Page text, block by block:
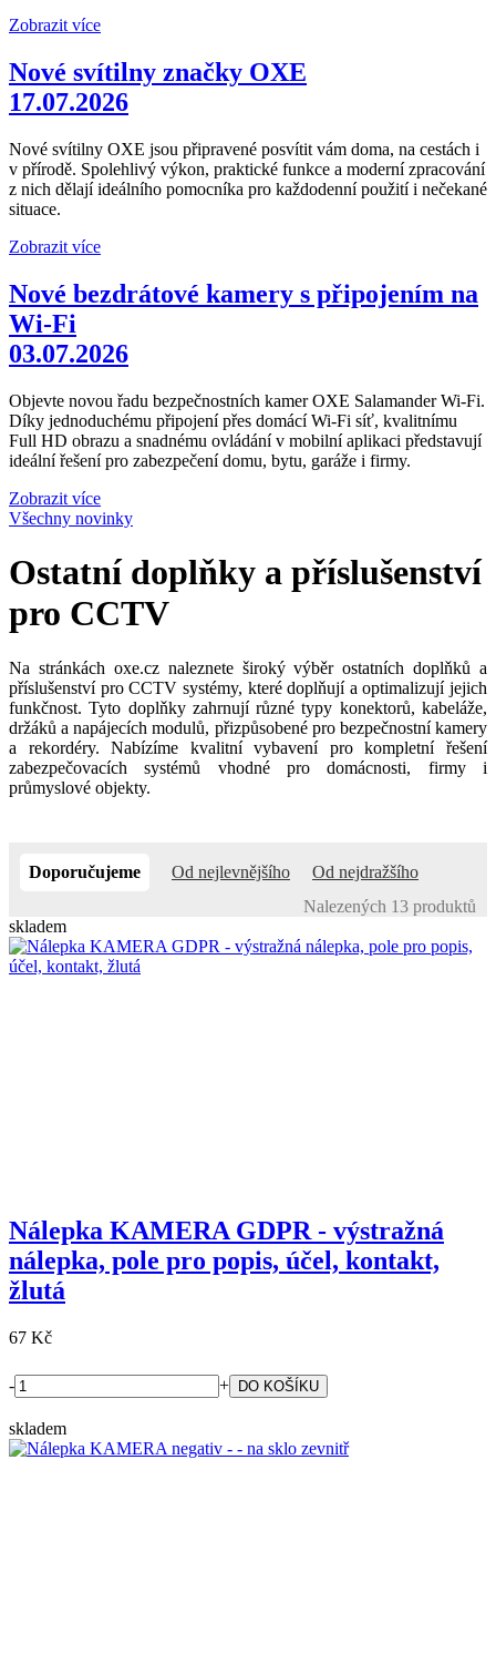
Zobrazit více
Nové svítilny značky OXE
17.07.2026
Nové svítilny OXE jsou připravené posvítit vám doma, na cestách i
v přírodě. Spolehlivý výkon, praktické funkce a moderní zpracování
z nich dělají ideálního pomocníka pro každodenní použití i nečekané
situace.
Zobrazit více
Nové bezdrátové kamery s připojením na
Wi-Fi
03.07.2026
Objevte novou řadu bezpečnostních kamer OXE Salamander Wi-Fi.
Díky jednoduchému připojení přes domácí Wi-Fi síť, kvalitnímu
Full HD obrazu a snadnému ovládání v mobilní aplikaci představují
ideální řešení pro zabezpečení domu, bytu, garáže i firmy.
Zobrazit více
Všechny novinky
Ostatní doplňky a příslušenství
pro CCTV
Na stránkách oxe.cz naleznete široký výběr ostatních doplňků a
příslušenství pro CCTV systémy, které doplňují a optimalizují jejich
funkčnost. Tyto doplňky zahrnují různé typy konektorů, kabeláže,
držáků a napájecích modulů, přizpůsobené pro bezpečnostní kamery
a rekordéry. Nabízíme kvalitní vybavení pro kompletní řešení
zabezpečovacích systémů vhodné pro domácnosti, firmy i
průmyslové objekty.
Doporučujeme Od nejlevnějšího
Od nejdražšího
Nalezených 13 produktů
skladem
Nálepka KAMERA GDPR - výstražná
nálepka, pole pro popis, účel, kontakt,
žlutá
67 Kč
- +
skladem